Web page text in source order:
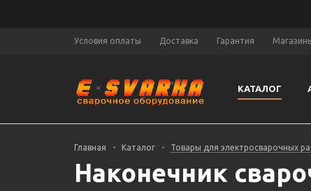
Условия оплаты Доставка Гарантия
КАТАЛОГ
Главная - Каталог - Товары для электросварочных
Наконечник